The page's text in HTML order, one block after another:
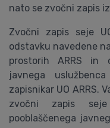
nato se zvočni zapis
Zvočni zapis seje
odstavku navedene
prostorih ARRS in
javnega
zapisnikar UO ARRS.
zvočni zapis
pooblaščenega